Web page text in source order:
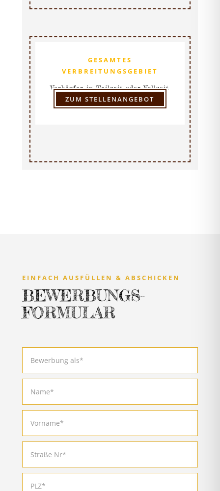
GESAMTES
VERBREITUNGSGEBIET
Verkäufer in Teilzeit oder Vollzeit
(m/w/d)
ZUM STELLENANGEBOT
EINFACH AUSFÜLLEN & ABSCHICKEN
BEWERBUNGS-
FORMULAR